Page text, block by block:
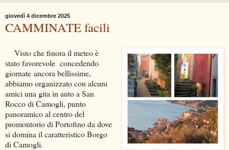
giovedì 4 dicembre 2025
CAMMINATE facili
Visto che finora il meteo è
stato favorevole concedendo
giornate ancora bellissime,
abbiamo organizzato con alcuni
amici una gita in auto a San
Rocco di Camogli, punto
panoramico al centro del
promontorio di Portofino da dove
si domina il caratteristico Borgo
di Camogli.